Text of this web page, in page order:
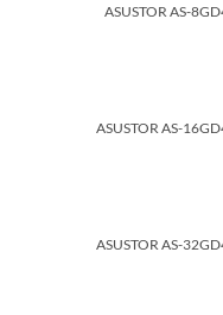
ASUSTOR AS-
ASUSTOR AS-
ASUSTOR AS-